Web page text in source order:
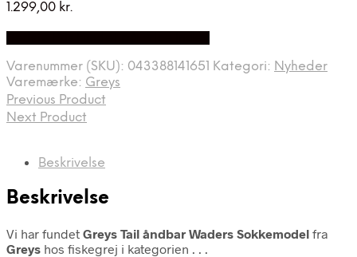
1.299,00 kr.
Varenummer (SKU): 043388141651 Kategori: Nyheder
Varemærke: Greys
Previous Product
Next Product
Beskrivelse
Beskrivelse
Vi har fundet Greys Tail åndbar Waders Sokkemodel fra
Greys hos fiskegrej i kategorien . . .